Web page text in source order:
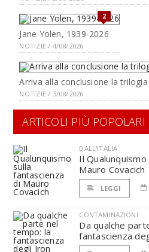
2
Jane Yolen, 1939-2026
NOTIZIE / 4/08/2026
Arriva alla conclusione la
NOTIZIE / 3/08/2026
ARTICOLI PIÙ POPOLARI
DALL'ITALIA
Il
Mauro Covacich
LEGGI
CONTAMINAZIONI
Da qualche
fantascienza